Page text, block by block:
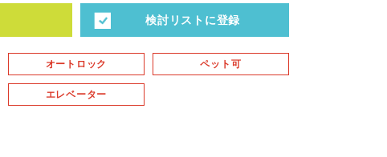
検討リストに登録
オートロック ペット可
エレベーター